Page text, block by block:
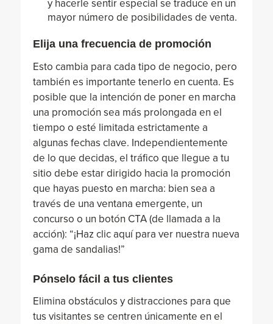
y hacerle sentir especial se traduce en un
mayor número de posibilidades de venta.
Elija una frecuencia de promoción
Esto cambia para cada tipo de negocio, pero
también es importante tenerlo en cuenta. Es
posible que la intención de poner en marcha
una promoción sea más prolongada en el
tiempo o esté limitada estrictamente a
algunas fechas clave. Independientemente
de lo que decidas, el tráfico que llegue a tu
sitio debe estar dirigido hacia la promoción
que hayas puesto en marcha: bien sea a
través de una ventana emergente, un
concurso o un botón CTA (de llamada a la
acción): “¡Haz clic aquí para ver nuestra nueva
gama de sandalias!”
Pónselo fácil a tus clientes
Elimina obstáculos y distracciones para que
tus visitantes se centren únicamente en el